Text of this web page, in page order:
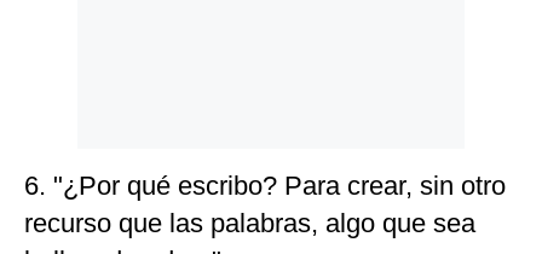
6. "¿Por qué escribo? Para crear, sin otro
recurso que las palabras, algo que sea